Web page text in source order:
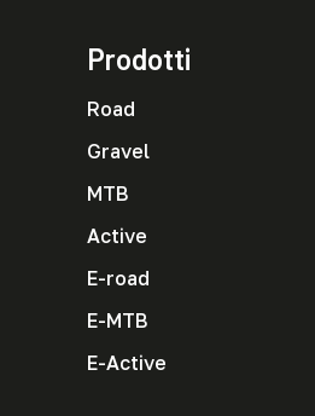
Prodotti
Road
Gravel
MTB
Active
E-road
E-MTB
E-Active